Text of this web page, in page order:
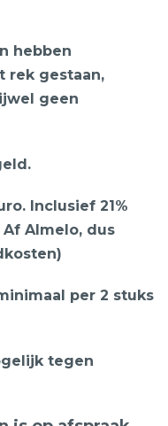
hebben
rek gestaan,
geen
Inclusief 21%
Af Almelo, dus
per 2 stuks
tegen